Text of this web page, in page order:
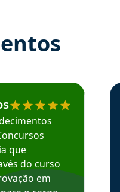
o Aprova
que
do curso
em